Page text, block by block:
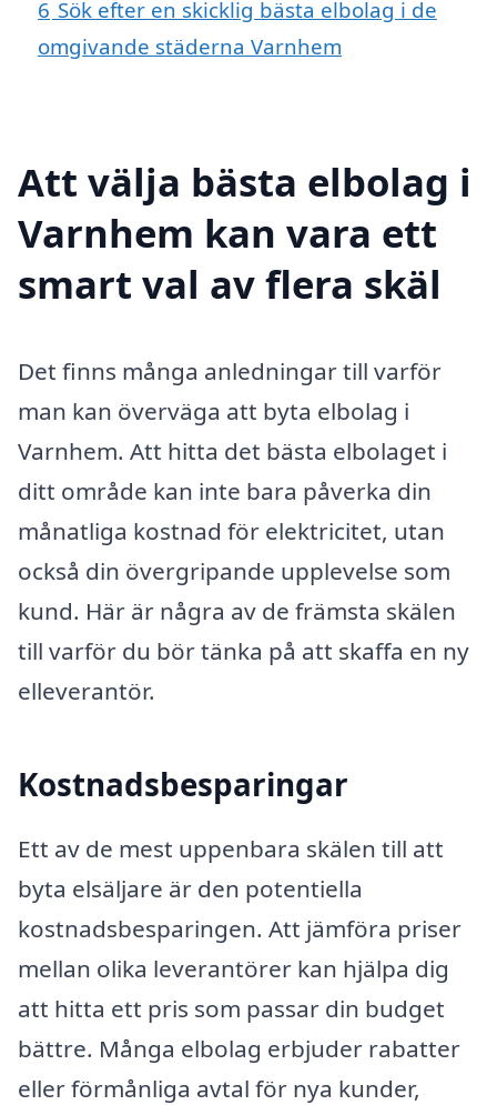
6 Sök efter en skicklig bästa elbolag i de
omgivande städerna Varnhem
Att välja bästa elbolag i
Varnhem kan vara ett
smart val av flera skäl
Det finns många anledningar till varför
man kan överväga att byta elbolag i
Varnhem. Att hitta det bästa elbolaget i
ditt område kan inte bara påverka din
månatliga kostnad för elektricitet, utan
också din övergripande upplevelse som
kund. Här är några av de främsta skälen
till varför du bör tänka på att skaffa en ny
elleverantör.
Kostnadsbesparingar
Ett av de mest uppenbara skälen till att
byta elsäljare är den potentiella
kostnadsbesparingen. Att jämföra priser
mellan olika leverantörer kan hjälpa dig
att hitta ett pris som passar din budget
bättre. Många elbolag erbjuder rabatter
eller förmånliga avtal för nya kunder,